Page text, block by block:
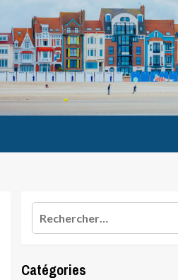
Catégories